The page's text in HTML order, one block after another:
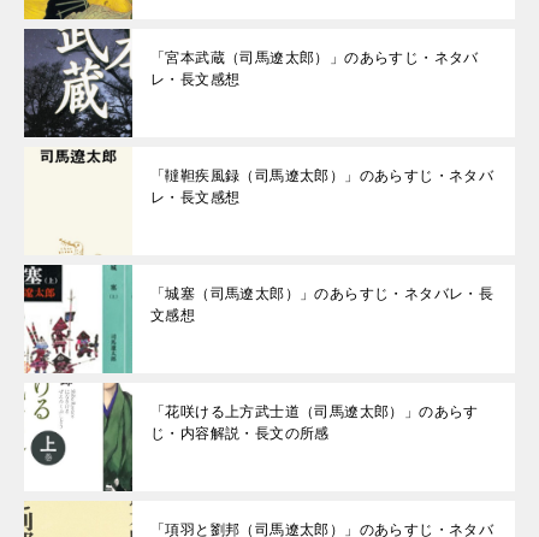
「宮本武蔵（司馬遼太郎）」のあらすじ・ネタバ
レ・長文感想
「韃靼疾風録（司馬遼太郎）」のあらすじ・ネタバ
レ・長文感想
「城塞（司馬遼太郎）」のあらすじ・ネタバレ・長
文感想
「花咲ける上方武士道（司馬遼太郎）」のあらす
じ・内容解説・長文の所感
「項羽と劉邦（司馬遼太郎）」のあらすじ・ネタバ